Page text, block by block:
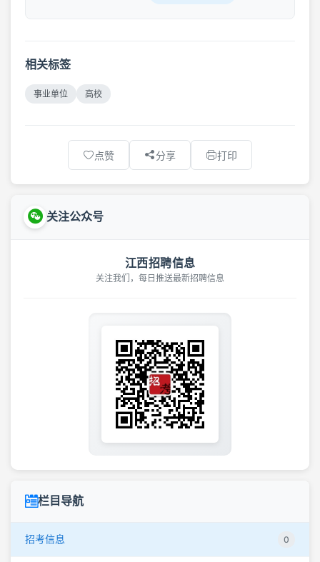
相关标签
事业单位 高校
点赞 分享 打印
关注公众号
江西招聘信息
关注我们，每日推送最新招聘信息
栏目导航
招考信息 0